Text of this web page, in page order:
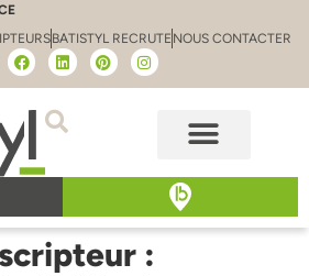
BATISTYL RECRUTE NOUS CONTACTER
: